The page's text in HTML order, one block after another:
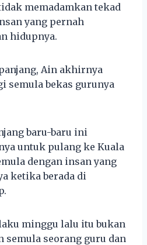
memadamkan tekad
yang pernah
hidupnya.
Ain akhirnya
semula bekas gurunya
baru-baru ini
untuk pulang ke Kuala
dengan insan yang
ketika berada di
minggu lalu itu bukan
semula seorang guru dan